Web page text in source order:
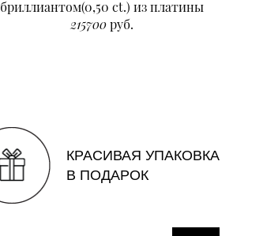
бриллиантом(0,50 ct.) из платины
215700руб.
КРАСИВАЯ УПАКОВКА
В ПОДАРОК